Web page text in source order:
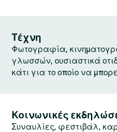
Τέχνη
Φωτογραφία,
γλωσσών, ουσιαστικά
κάτι για το οποίο να
Κοινωνικές
Συναυλίες, φεστιβάλ,